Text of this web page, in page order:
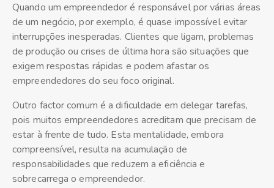
Quando um empreendedor é responsável por várias áreas
de um negócio, por exemplo, é quase impossível evitar
interrupções inesperadas. Clientes que ligam, problemas
de produção ou crises de última hora são situações que
exigem respostas rápidas e podem afastar os
empreendedores do seu foco original.
Outro factor comum é a dificuldade em delegar tarefas,
pois muitos empreendedores acreditam que precisam de
estar à frente de tudo. Esta mentalidade, embora
compreensível, resulta na acumulação de
responsabilidades que reduzem a eficiência e
sobrecarrega o empreendedor.